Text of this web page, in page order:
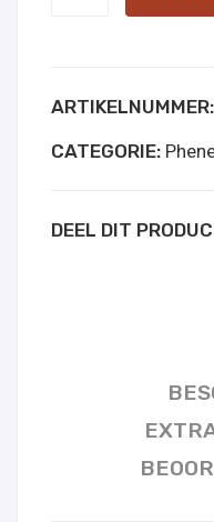
online
kopen
ARTIKELNUMMER:
CATEGORIE:
DEEL DIT